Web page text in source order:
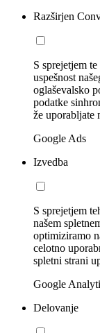
Razširjen
S sprejetjem
uspešnost
oglaševalsko
podatke
že uporabljate
Google Ads
Izvedba
S sprejetjem
našem
optimiziramo
celotno
spletni strani
Google
Delovanje